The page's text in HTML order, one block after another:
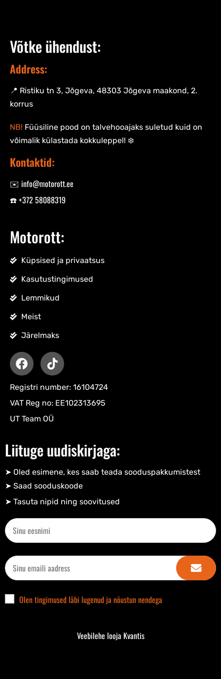
Võtke ühendust:
Address:
📍 Ristiku tn 3, Jõgeva, 48303 Jõgeva maakond, 2.
korrus
NB! Füüsiline pood on talvehooajaks suletud kuid on
võimalik külastada kokkuleppel! ❄️
Kontaktid:
✉️ info@motorott.ee
☎️ +372 58088319
Motorott:
Küpsised ja privaatsus
Kasutustingimused
Lemmikud
Meist
Järelmaks
Registri number: 16104724
VAT Reg no: EE102313695
UT Team OÜ
Liituge uudiskirjaga:
➤ Oled esimene, kes saab teada sooduspakkumistest
➤ Saad sooduskoode​
➤ Tasuta nipid ning soovitused​
Olen tingimused läbi lugenud ja nõustun nendega
Veebilehe looja Kvantis